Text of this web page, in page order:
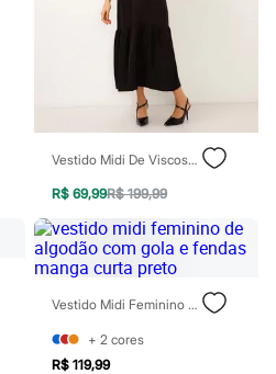
Vestido Midi De Viscose Halterneck Preto
R$ 69,99R$ 199,99
Vestido Midi Feminino De Algodão Com Gola E Fendas Manga Curta Preto
+ 2 cores
R$ 119,99